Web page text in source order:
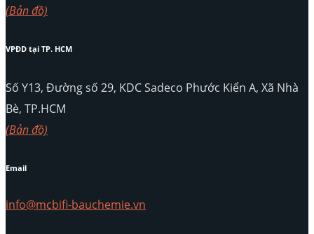
(Bản đồ)
VPĐD tại TP. HCM
Số Y13, Đường số 29, KDC Sadeco Phước Kiển A, Xã Nhà
Bè, TP.HCM
(Bản đồ)
Email
info@mcbifi-bauchemie.vn